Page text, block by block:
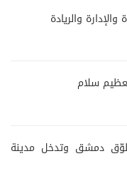
والإدارة والريادة
سلام
دمشق وتدخل مدينة